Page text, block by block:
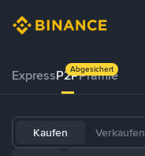
ExpressP2PPrämie
Abgesichert
Kaufen Verkaufen